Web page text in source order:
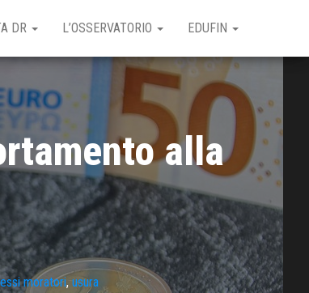
DR L’OSSERVATORIO EDUFIN
alla
moratori, usura